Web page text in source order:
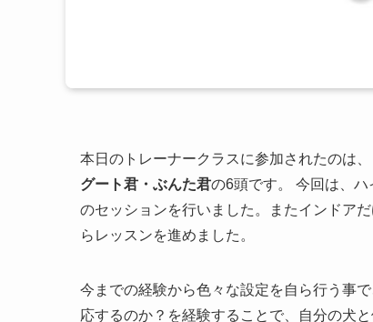
本日のトレーナークラスに参加されたのは
グート君・ぶんた君の6頭です。 今回は、
のセッションを行いました。またインドア
らレッスンを進めました。
今までの経験から色々な設定を自ら行う事
応するのか？を経験することで、自分の犬